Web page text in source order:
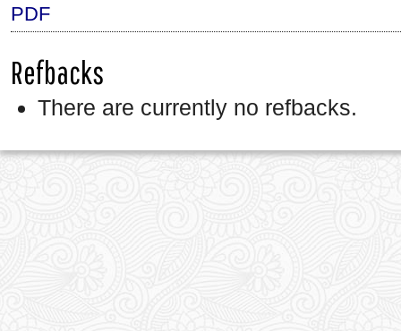
PDF
Refbacks
There are currently no refbacks.